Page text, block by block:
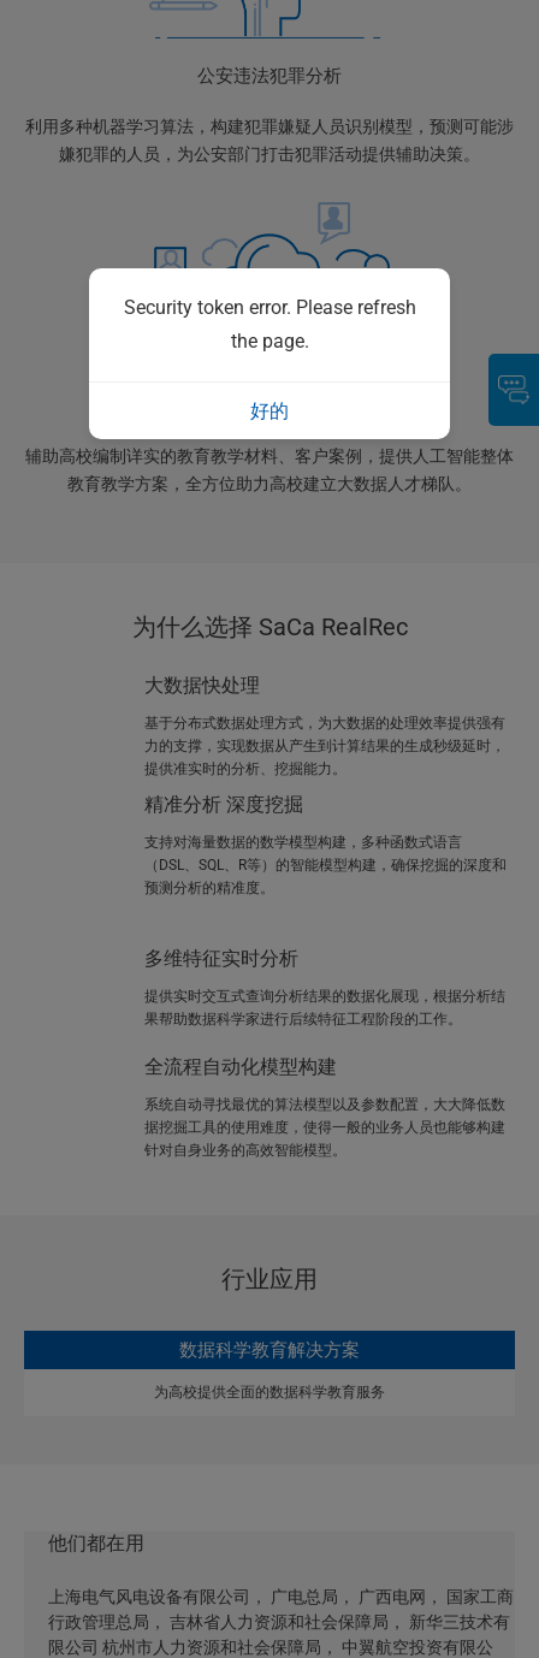
公安违法犯罪分析
利用多种机器学习算法，构建犯罪嫌疑人员识别模型，预测可能涉
嫌犯罪的人员，为公安部门打击犯罪活动提供辅助决策。
教育教学
辅助高校编制详实的教育教学材料、客户案例，提供人工智能整体
教育教学方案，全方位助力高校建立大数据人才梯队。
为什么选择 SaCa RealRec
大数据快处理
基于分布式数据处理方式，为大数据的处理效率提供强有
力的支撑，实现数据从产生到计算结果的生成秒级延时，
提供准实时的分析、挖掘能力。
精准分析 深度挖掘
支持对海量数据的数学模型构建，多种函数式语言
（DSL、SQL、R等）的智能模型构建，确保挖掘的深度和
预测分析的精准度。
多维特征实时分析
提供实时交互式查询分析结果的数据化展现，根据分析结
果帮助数据科学家进行后续特征工程阶段的工作。
全流程自动化模型构建
系统自动寻找最优的算法模型以及参数配置，大大降低数
据挖掘工具的使用难度，使得一般的业务人员也能够构建
针对自身业务的高效智能模型。
行业应用
数据科学教育解决方案
为高校提供全面的数据科学教育服务
他们都在用
上海电气风电设备有限公司， 广电总局， 广西电网， 国家工商
行政管理总局， 吉林省人力资源和社会保障局， 新华三技术有
限公司 杭州市人力资源和社会保障局， 中翼航空投资有限公
Security token error. Please refresh
the page.
好的